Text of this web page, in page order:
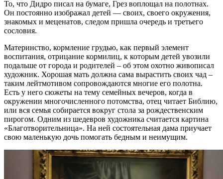
То, что Дидро писал на бумаге, Грез воплощал на полотнах.
Он постоянно изображал детей — своих, своего окружения,
знакомых и меценатов, следом пришла очередь и третьего
сословия.
Материнство, кормление грудью, как первый элемент
воспитания, отрицание кормилиц, к которым детей увозили
подальше от города и родителей – об этом охотно живописал
художник. Хорошая мать должна сама вырастить своих чад –
таким лейтмотивом сопровождаются многие его полотна.
Есть у него сюжеты на тему семейных вечеров, когда в
окружении многочисленного потомства, отец читает Библию,
или вся семья собирается вокруг стола за рождественским
пирогом. Одним из шедевров художника считается картина
«Благотворительница». На ней состоятельная дама приучает
свою маленькую дочь помогать бедным и неимущим.